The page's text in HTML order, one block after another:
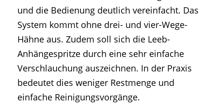
und die Bedienung deutlich vereinfacht. Das
System kommt ohne drei- und vier-Wege-
Hähne aus. Zudem soll sich die Leeb-
Anhängespritze durch eine sehr einfache
Verschlauchung auszeichnen. In der Praxis
bedeutet dies weniger Restmenge und
einfache Reinigungsvorgänge.